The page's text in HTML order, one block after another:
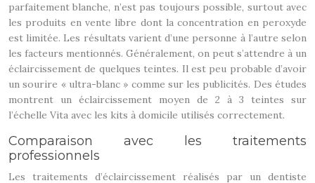
parfaitement blanche, n’est pas toujours possible, surtout avec
les produits en vente libre dont la concentration en peroxyde
est limitée. Les résultats varient d’une personne à l’autre selon
les facteurs mentionnés. Généralement, on peut s’attendre à un
éclaircissement de quelques teintes. Il est peu probable d’avoir
un sourire « ultra-blanc » comme sur les publicités. Des études
montrent un éclaircissement moyen de 2 à 3 teintes sur
l’échelle Vita avec les kits à domicile utilisés correctement.
Comparaison avec les traitements
professionnels
Les traitements d’éclaircissement réalisés par un dentiste